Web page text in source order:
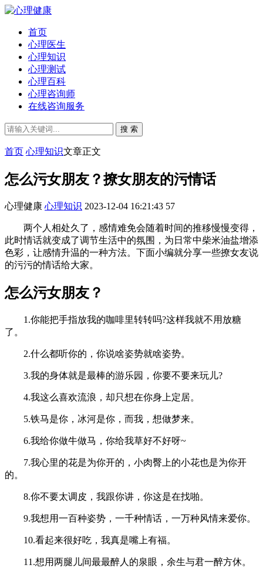
首页
心理医生
心理知识
心理测试
心理百科
心理咨询师
在线咨询服务
搜 索
首页 心理知识文章正文
怎么污女朋友？撩女朋友的污情话
心理健康 心理知识 2023-12-04 16:21:43 57
两个人相处久了，感情难免会随着时间的推移慢慢变得，
此时情话就变成了调节生活中的氛围，为日常中柴米油盐增添
色彩，让感情升温的一种方法。下面小编就分享一些撩女友说
的污污的情话给大家。
怎么污女朋友？
1.你能把手指放我的咖啡里转转吗?这样我就不用放糖
了。
2.什么都听你的，你说啥姿势就啥姿势。
3.我的身体就是最棒的游乐园，你要不要来玩儿?
4.我这么喜欢流浪，却只想在你身上定居。
5.铁马是你，冰河是你，而我，想做梦来。
6.我给你做牛做马，你给我草好不好呀~
7.我心里的花是为你开的，小肉臀上的小花也是为你开
的。
8.你不要太调皮，我跟你讲，你这是在找啪。
9.我想用一百种姿势，一千种情话，一万种风情来爱你。
10.看起来很好吃，我真是嘴上有福。
11.想用两腿儿间最最醉人的泉眼，余生与君一醉方休。